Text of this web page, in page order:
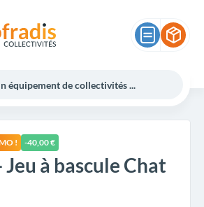
! -40,00 €
Jeu à bascule Chat